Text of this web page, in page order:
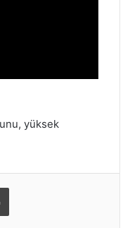
yüksek